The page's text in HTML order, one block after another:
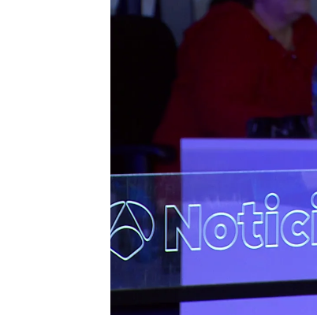
Luis Alcantud
02 de noviembre
El Gobierno aprobó la
los jóvenes entre
16 y
derecho a la libre
que los mayores de 18